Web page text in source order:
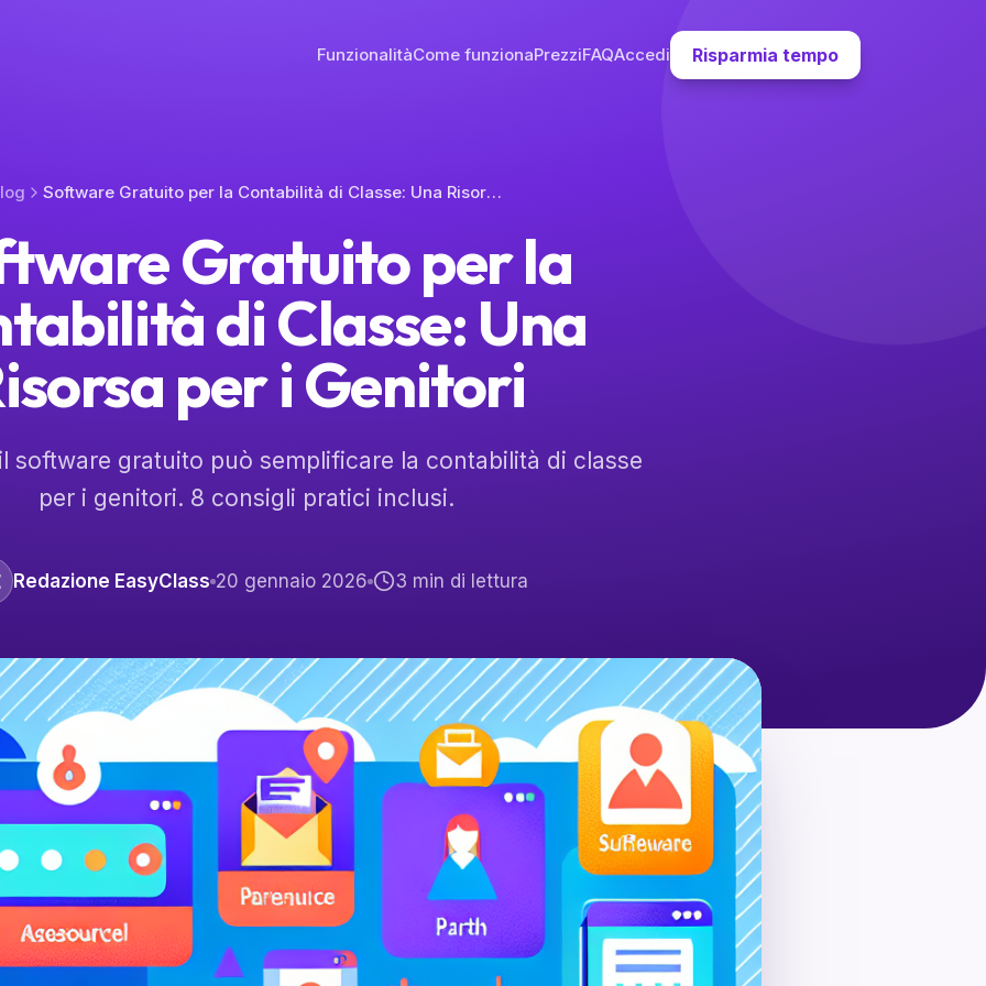
FunzionalitàCome funzionaPrezziFAQAccedi Risparmia tempo
Software Gratuito per la Contabilità di Classe: Una Risorsa per i Genitori
Gratuito per la
di Classe: Una
per i Genitori
software gratuito può semplificare la contabilità di classe
per i genitori. 8 consigli pratici inclusi.
Redazione EasyClass 20 gennaio 2026 3 min di lettura